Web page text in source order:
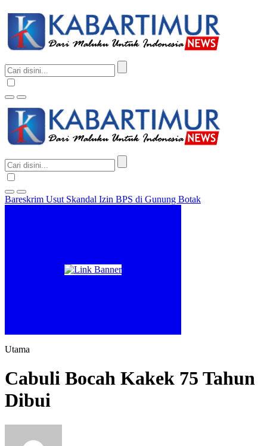
Bareskrim Usut Skandal Izin BPS di Gunung Botak
Utama
Cabuli Bocah Kakek 75 Tahun
Dibui